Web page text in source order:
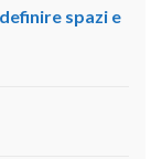
spazi e